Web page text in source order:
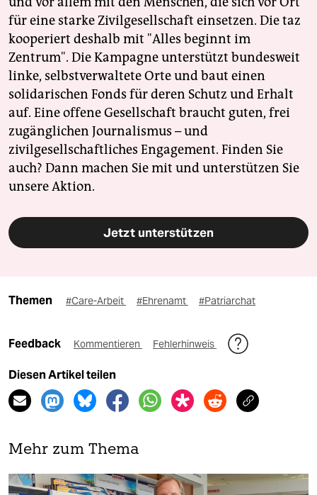
für eine starke Zivilgesellschaft einsetzen. Die taz
kooperiert deshalb mit "Alles beginnt im
Zentrum". Die Kampagne unterstützt bundesweit
linke, selbstverwaltete Orte und baut einen
solidarischen Fonds für deren Schutz und Erhalt
auf. Eine offene Gesellschaft braucht guten, frei
zugänglichen Journalismus – und
zivilgesellschaftliches Engagement. Finden Sie
auch? Dann machen Sie mit und unterstützen Sie
unsere Aktion.
Jetzt unterstützen
Themen #Care-Arbeit #Ehrenamt #Patriarchat
Feedback Kommentieren Fehlerhinweis
Diesen Artikel teilen
Mehr zum Thema